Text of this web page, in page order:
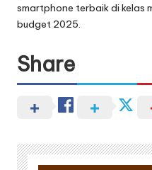
smartphone terbaik di
budget 2025.
Share